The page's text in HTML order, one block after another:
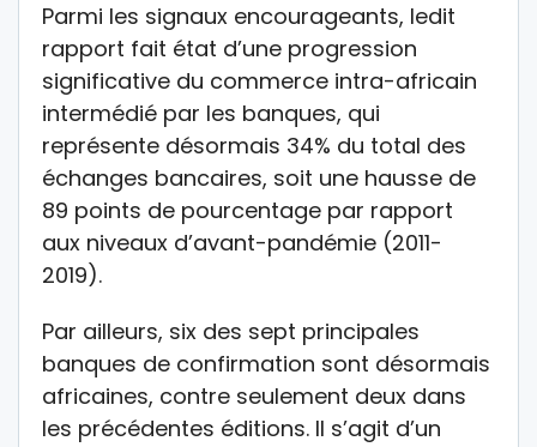
Parmi les signaux encourageants, ledit
rapport fait état d’une progression
significative du commerce intra-africain
intermédié par les banques, qui
représente désormais 34% du total des
échanges bancaires, soit une hausse de
89 points de pourcentage par rapport
aux niveaux d’avant-pandémie (2011-
2019).
Par ailleurs, six des sept principales
banques de confirmation sont désormais
africaines, contre seulement deux dans
les précédentes éditions. Il s’agit d’un